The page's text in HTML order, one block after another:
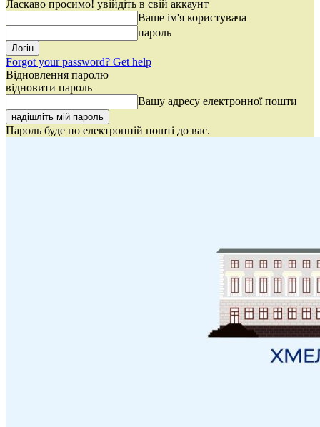
Ласкаво просимо! увійдіть в свій аккаунт
Ваше ім'я користувача
пароль
Forgot your password? Get help
Відновлення паролю
відновити пароль
Вашу адресу електронної пошти
Пароль буде по електронній пошті до вас.